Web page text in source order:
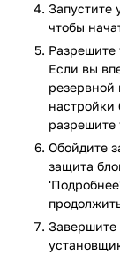
выявлено.
Запустите
чтобы
Разрешите
Если вы
резервной
настройки
разрешите
Обойдите
защита
Завершите